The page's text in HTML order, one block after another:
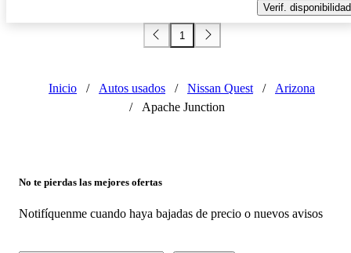
Verif. disponibilidad
1
Inicio / Autos usados / Nissan Quest /
Arizona
/
Apache Junction
No te pierdas las mejores ofertas
Notifíquenme cuando haya bajadas de precio o nuevos avisos